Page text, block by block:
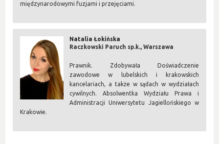
międzynarodowymi fuzjami i przejęciami.
Natalia Łokińska
Raczkowski Paruch sp.k., Warszawa
Prawnik. Zdobywała Doświadczenie
zawodowe w lubelskich i krakowskich
kancelariach, a także w sądach w wydziałach
cywilnych. Absolwentka Wydziału Prawa i
Administracji Uniwersytetu Jagiellońskiego w
Krakowie.